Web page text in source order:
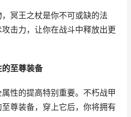
冥王之杖是你不可或缺的法
击力，让你在战斗中释放出更
至尊装备
性的提高特别重要。不朽战甲
尊装备，穿上它后，你将拥有